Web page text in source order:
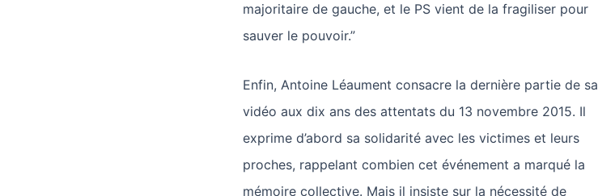
majoritaire de gauche, et le PS vient de la fragiliser pour
sauver le pouvoir.”
Enfin, Antoine Léaument consacre la dernière partie de sa
vidéo aux dix ans des attentats du 13 novembre 2015. Il
exprime d’abord sa solidarité avec les victimes et leurs
proches, rappelant combien cet événement a marqué la
mémoire collective. Mais il insiste sur la nécessité de